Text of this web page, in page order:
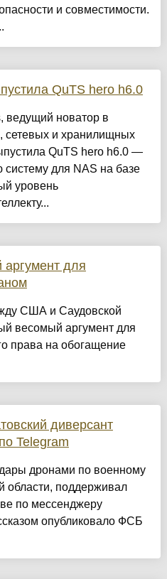
и совместимости.
QuTS hero h6.0
ведущий новатор в
сетевых и хранилищных
QuTS hero h6.0 —
для NAS на базе
уровень
аргумент для
США и Саудовской
весомый аргумент для
права на обогащение
диверсант
Telegram
дронами по военному
области, поддерживал
по мессенджеру
опубликовало ФСБ